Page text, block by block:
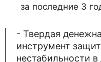
за последние 3
- Твердая
инструмент
нестабильности